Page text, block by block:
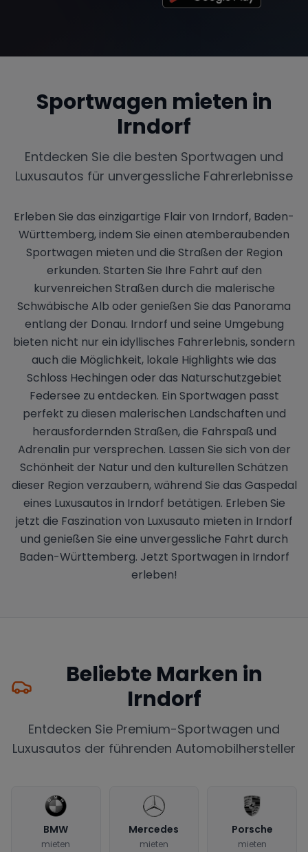
Sportwagen mieten in
Irndorf
Entdecken Sie die besten Sportwagen und
Luxusautos für unvergessliche Fahrerlebnisse
Erleben Sie das einzigartige Flair von Irndorf, Baden-
Württemberg, indem Sie einen atemberaubenden
Sportwagen mieten und die Straßen der Region
erkunden. Starten Sie Ihre Fahrt auf den
kurvenreichen Straßen durch die malerische
Schwäbische Alb oder genießen Sie das Panorama
entlang der Donau. Irndorf und seine Umgebung
bieten nicht nur ein idyllisches Fahrerlebnis, sondern
auch die Möglichkeit, lokale Highlights wie das
Schloss Hechingen oder das Naturschutzgebiet
Federsee zu entdecken. Ein Sportwagen passt
perfekt zu diesen malerischen Landschaften und
herausfordernden Straßen, die Fahrspaß und
Adrenalin pur versprechen. Lassen Sie sich von der
Schönheit der Natur und den kulturellen Schätzen
dieser Region verzaubern, während Sie das Gaspedal
eines Luxusautos in Irndorf betätigen. Erleben Sie
jetzt die Faszination von Luxusauto mieten in Irndorf
und genießen Sie eine unvergessliche Fahrt durch
Baden-Württemberg. Jetzt Sportwagen in Irndorf
erleben!
Beliebte Marken in
Irndorf
Entdecken Sie Premium-Sportwagen und
Luxusautos der führenden Automobilhersteller
BMW
mieten
Mercedes
mieten
Porsche
mieten